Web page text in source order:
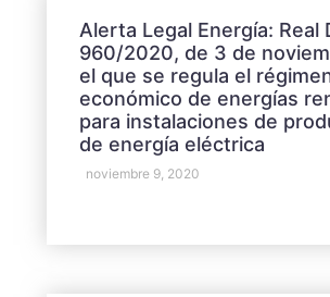
Alerta Legal Energía: Real
960/2020, de 3 de
el que se regula el
económico de energías
para instalaciones de
de energía eléctrica
noviembre 9, 2020